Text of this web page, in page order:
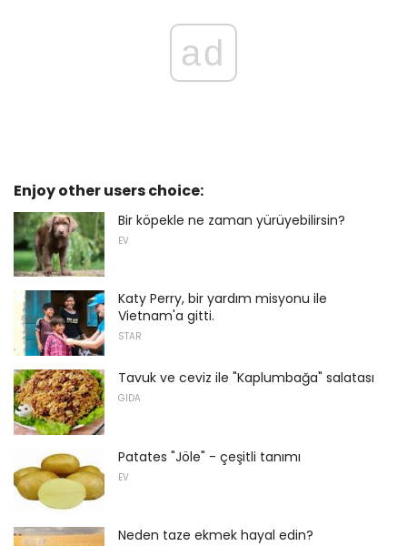
ad
Enjoy other users choice:
Bir köpekle ne zaman yürüyebilirsin?
EV
Katy Perry, bir yardım misyonu ile
Vietnam'a gitti.
STAR
Tavuk ve ceviz ile "Kaplumbağa" salatası
GIDA
Patates "Jöle" - çeşitli tanımı
EV
Neden taze ekmek hayal edin?